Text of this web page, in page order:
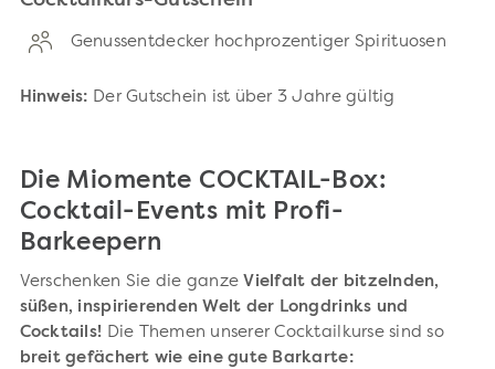
Genussentdecker hochprozentiger Spirituosen
Hinweis: Der Gutschein ist über 3 Jahre gültig
Die Miomente COCKTAIL-Box:
Cocktail-Events mit Profi-
Barkeepern
Verschenken Sie die ganze Vielfalt der bitzelnden,
süßen, inspirierenden Welt der Longdrinks und
Cocktails! Die Themen unserer Cocktailkurse sind so
breit gefächert wie eine gute Barkarte: